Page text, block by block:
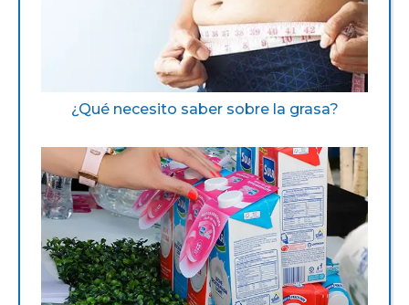
¿Qué necesito saber sobre la grasa?